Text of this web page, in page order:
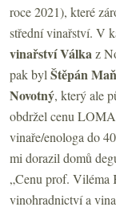
roce 2021), které
střední vinařství. V
vinařství Válkaz
pak byl Štěpán
Novotný, který ale
obdržel cenu
vinaře/enologa do
mi dorazil domů
„Cenu prof. Viléma
vinohradnictví a